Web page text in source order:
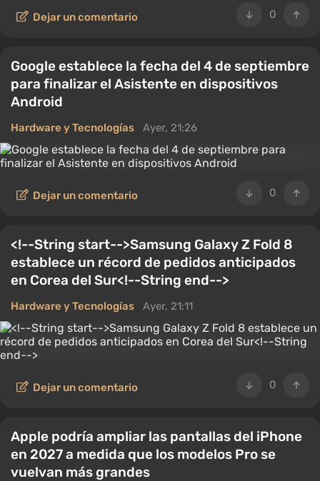
0
Dejar un comentario
Google establece la fecha del 4 de septiembre
para finalizar el Asistente en dispositivos
Android
Hardware y Tecnologías Ayer, 21:26
0
Dejar un comentario
<!--String start-->Samsung Galaxy Z Fold 8
establece un récord de pedidos anticipados
en Corea del Sur<!--String end-->
Hardware y Tecnologías Ayer, 21:11
0
Dejar un comentario
Apple podría ampliar las pantallas del iPhone
en 2027 a medida que los modelos Pro se
vuelvan más grandes